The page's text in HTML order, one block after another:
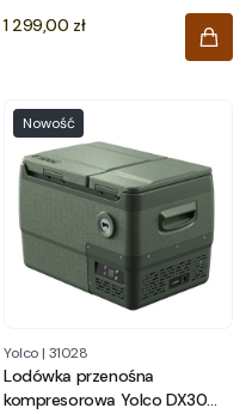
Cena
1 299,00 zł
Nowość
Yolco | 31028
Lodówka przenośna
kompresorowa Yolco DX30